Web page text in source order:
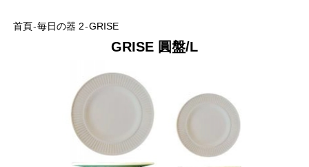
首頁-毎日の器 2-GRISE
GRISE 圓盤/L